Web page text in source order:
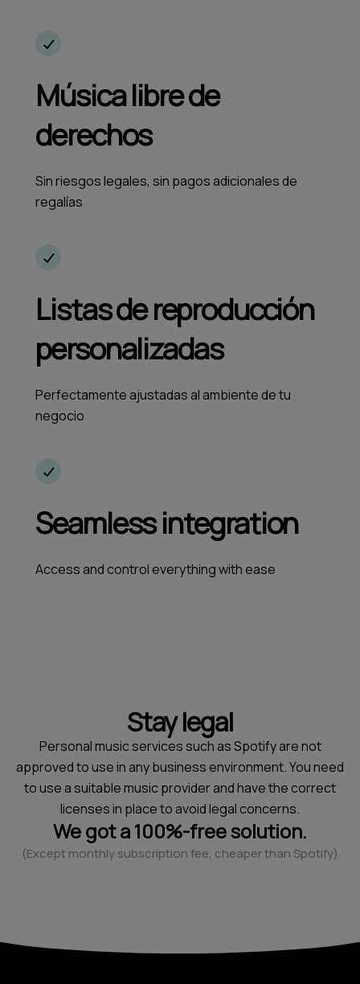
Música libre de
derechos
Sin riesgos legales, sin pagos adicionales de
regalías
Listas de reproducción
personalizadas
Perfectamente ajustadas al ambiente de tu
negocio
Seamless integration
Access and control everything with ease
Stay legal
Personal music services such as Spotify are not
approved to use in any business environment. You need
to use a suitable music provider and have the correct
licenses in place to avoid legal concerns.
We got a 100%-free solution.
(Except monthly subscription fee, cheaper than Spotify)